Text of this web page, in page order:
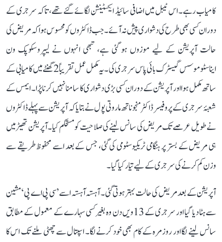
کامیاب رہے۔ اس ٹیبل میں اضافی سائیڈ ایکسٹینشن لگائے گئے تھے، تاکہ سرجری کے
دوران کسی بھی طرح کی دشواری پیش نہ آئے۔ جب ڈاکٹروں کو محسوس ہوا کہ مریض کی
حالت آپریشن کے لیے موزوں ہو گئی ہے، تبھی انہوں نے لیپروسکوپک ون
ایناسٹوموسس گیسٹرک بائی پاس سرجری کی۔ یہ مکمل عمل تقریباً 2 گھنٹے میں کامیابی کے
ساتھ مکمل ہوا اور آپریشن کے دوران کسی بڑی دشواری کا سامنا نہیں کرنا پڑا۔ ایمس کے
شعبۂ سرجری کے پروفیسر ڈاکٹر منجوناتھ ماروتی پول نے بتایا کہ آپریشن سے پہلے ڈاکٹروں
نے طویل عرصے تک مریض کی سانس لینے کی صلاحیت کو مستحکم کیا۔ آپریشن تھیٹر میں
ہی مریض کے بستر پر ہنگامی ٹریکیوسٹومی کی گئی، جس کے بعد اسے محفوظ طریقے سے
وزن کم کرنے کی سرجری کے لیے تیار کیا گیا۔
آپریشن کے بعد مریض کی حالت بہتر ہوتی گئی۔ آہستہ آہستہ اسے ’سی پی اے پی‘ مشین
سے ہٹا دیا گیا اور سرجری کے 13ویں دن وہ بغیر کسی سہارے کے معمول کے مطابق
سانس لینے لگا اور روزمرہ کے کام بھی خود کرنے لگا۔ اسپتال سے چھٹی ملنے تک اس کا